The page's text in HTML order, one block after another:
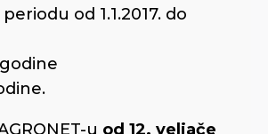
od 1.1.2017. do
u od 12. veljače